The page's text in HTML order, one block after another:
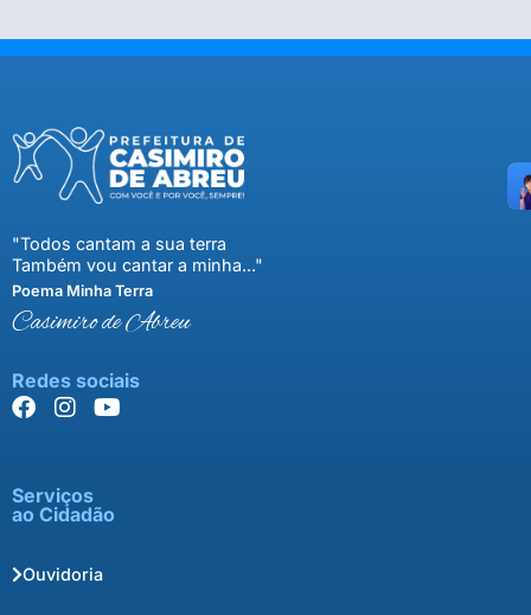
"Todos cantam a sua terra
Também vou cantar a minha..."
Poema Minha Terra
Casimiro de Abreu
Redes sociais
Serviços
ao Cidadão
Ouvidoria